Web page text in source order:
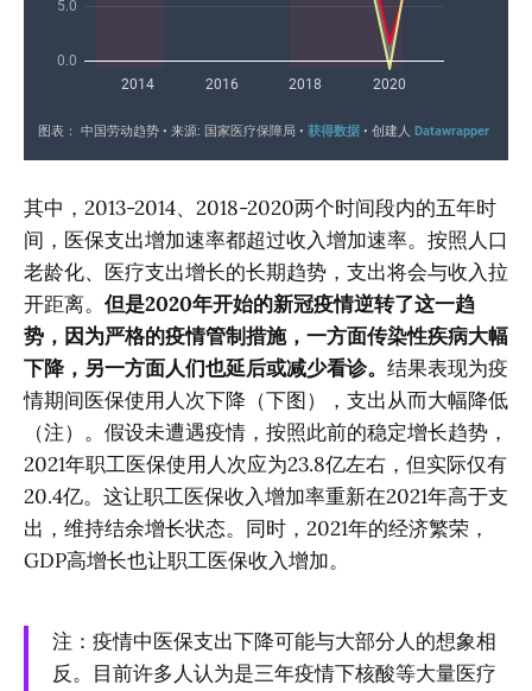
其中，2013-2014、2018-2020两个时间段内的五年时
间，医保支出增加速率都超过收入增加速率。按照人口
老龄化、医疗支出增长的长期趋势，支出将会与收入拉
开距离。 但是2020年开始的新冠疫情逆转了这一趋
势，因为严格的疫情管制措施，一方面传染性疾病大幅
下降，另一方面人们也延后或减少看诊。 结果表现为疫
情期间医保使用人次下降（下图），支出从而大幅降低
（注）。假设未遭遇疫情，按照此前的稳定增长趋势，
2021年职工医保使用人次应为23.8亿左右，但实际仅有
20.4亿。这让职工医保收入增加率重新在2021年高于支
出，维持结余增长状态。同时，2021年的经济繁荣，
GDP高增长也让职工医保收入增加。
注：疫情中医保支出下降可能与大部分人的想象相
反。目前许多人认为是三年疫情下核酸等大量医疗